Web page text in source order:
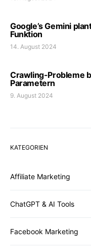
Google’s Gemini
Funktion
14. August 2024
Crawling-Probleme
Parametern
9. August 2024
KATEGORIEN
Affiliate Marketing
ChatGPT & AI Tools
Facebook Marketing